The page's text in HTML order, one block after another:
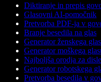
Diktiranje in prepis
Glasovni AI-pomočnik
Pretvorba PDF-ja v
Branje besedila na glas
Generator ženskega
Generator moškega
Najboljša orodja za
Generator robotskega
Pretvorba besedila v